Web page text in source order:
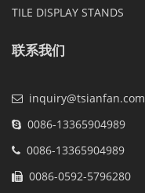
TILE DISPLAY STANDS
联系我们
inquiry@tsianfan.com
0086-13365904989
0086-13365904989
0086-0592-5796280